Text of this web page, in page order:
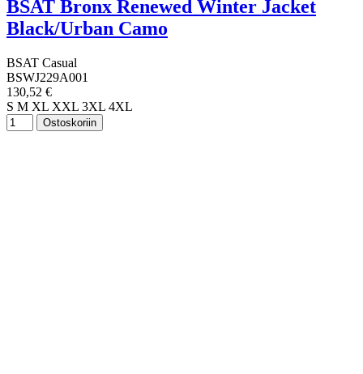
BSAT Bronx Renewed Winter Jacket
Black/Urban Camo
BSAT Casual
BSWJ229A001
130,52 €
S M XL XXL 3XL 4XL
Ostoskoriin